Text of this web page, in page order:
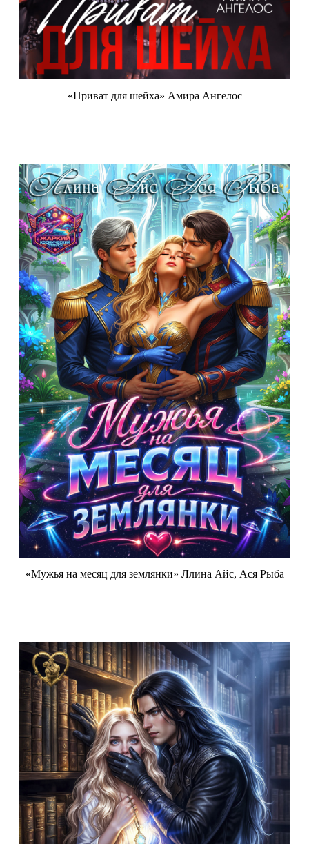
«Приват для шейха» Амира Ангелос
«Мужья на месяц для землянки» Ллина Айс, Ася Рыба